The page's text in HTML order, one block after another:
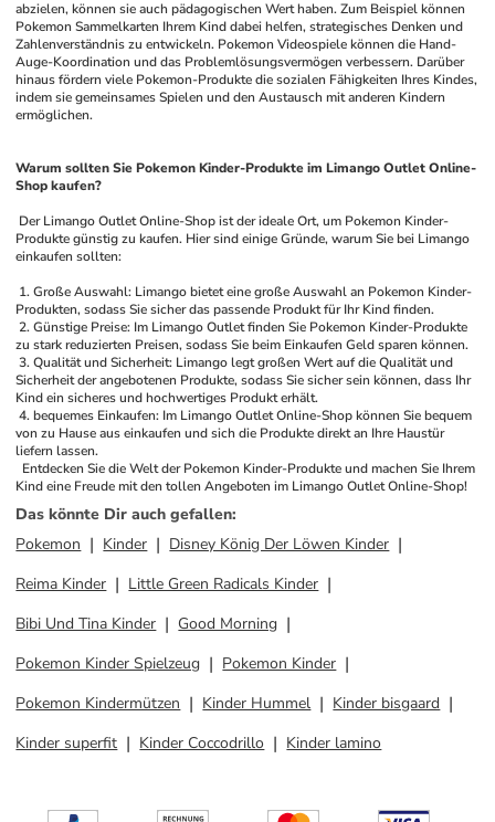
abzielen, können sie auch pädagogischen Wert haben. Zum Beispiel können
Pokemon Sammelkarten Ihrem Kind dabei helfen, strategisches Denken und
Zahlenverständnis zu entwickeln. Pokemon Videospiele können die Hand-
Auge-Koordination und das Problemlösungsvermögen verbessern. Darüber
hinaus fördern viele Pokemon-Produkte die sozialen Fähigkeiten Ihres Kindes,
indem sie gemeinsames Spielen und den Austausch mit anderen Kindern
ermöglichen.
Warum sollten Sie Pokemon Kinder-Produkte im Limango Outlet Online-
Shop kaufen?
Produkte günstig zu kaufen. Hier sind einige Gründe, warum Sie bei Limango
einkaufen sollten:
Produkten, sodass Sie sicher das passende Produkt für Ihr Kind finden.
2. Günstige Preise: Im Limango Outlet finden Sie Pokemon Kinder-Produkte
zu stark reduzierten Preisen, sodass Sie beim Einkaufen Geld sparen können.
3. Qualität und Sicherheit: Limango legt großen Wert auf die Qualität und
Sicherheit der angebotenen Produkte, sodass Sie sicher sein können, dass Ihr
Kind ein sicheres und hochwertiges Produkt erhält.
4. bequemes Einkaufen: Im Limango Outlet Online-Shop können Sie bequem
von zu Hause aus einkaufen und sich die Produkte direkt an Ihre Haustür
liefern lassen.
Entdecken Sie die Welt der Pokemon Kinder-Produkte und machen Sie Ihrem
Kind eine Freude mit den tollen Angeboten im Limango Outlet Online-Shop!
Das könnte Dir auch gefallen:
Pokemon
Kinder
Disney König Der Löwen Kinder
Reima Kinder
Little Green Radicals Kinder
Bibi Und Tina Kinder
Good Morning
Pokemon Kinder Spielzeug
Pokemon Kinder
Pokemon Kindermützen
Kinder Hummel
Kinder bisgaard
Kinder superfit
Kinder Coccodrillo Kinder lamino